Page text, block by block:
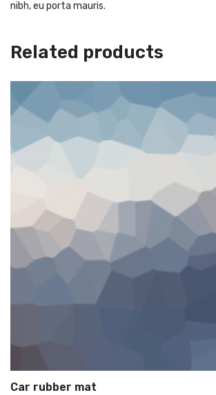
nibh, eu porta mauris.
Related products
Car rubber mat